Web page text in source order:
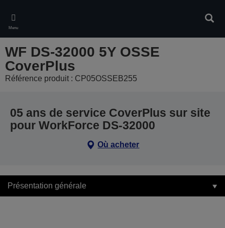
main
content
Menu
WF DS-32000 5Y OSSE
CoverPlus
Référence produit : CP05OSSEB255
05 ans de service CoverPlus sur site
pour WorkForce DS-32000
Où acheter
Présentation générale